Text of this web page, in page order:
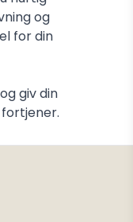
og
for din
giv din